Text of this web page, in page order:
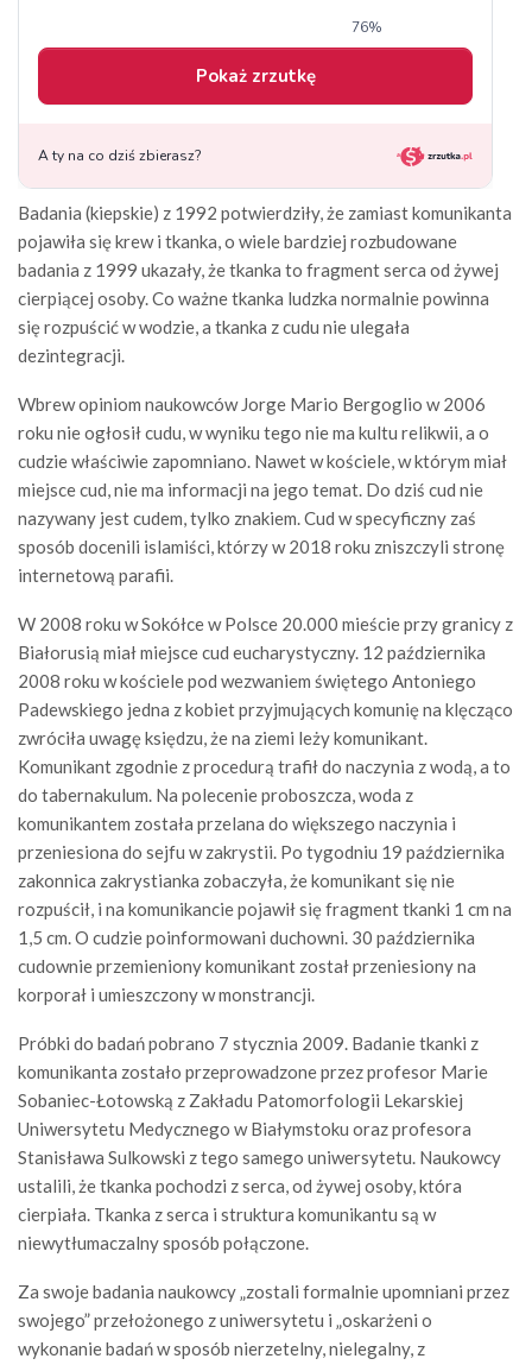
Badania (kiepskie) z 1992 potwierdziły, że zamiast komunikanta
pojawiła się krew i tkanka, o wiele bardziej rozbudowane
badania z 1999 ukazały, że tkanka to fragment serca od żywej
cierpiącej osoby. Co ważne tkanka ludzka normalnie powinna
się rozpuścić w wodzie, a tkanka z cudu nie ulegała
dezintegracji.
Wbrew opiniom naukowców Jorge Mario Bergoglio w 2006
roku nie ogłosił cudu, w wyniku tego nie ma kultu relikwii, a o
cudzie właściwie zapomniano. Nawet w kościele, w którym miał
miejsce cud, nie ma informacji na jego temat. Do dziś cud nie
nazywany jest cudem, tylko znakiem. Cud w specyficzny zaś
sposób docenili islamiści, którzy w 2018 roku zniszczyli stronę
internetową parafii.
W 2008 roku w Sokółce w Polsce 20.000 mieście przy granicy z
Białorusią miał miejsce cud eucharystyczny. 12 października
2008 roku w kościele pod wezwaniem świętego Antoniego
Padewskiego jedna z kobiet przyjmujących komunię na klęcząco
zwróciła uwagę księdzu, że na ziemi leży komunikant.
Komunikant zgodnie z procedurą trafił do naczynia z wodą, a to
do tabernakulum. Na polecenie proboszcza, woda z
komunikantem została przelana do większego naczynia i
przeniesiona do sejfu w zakrystii. Po tygodniu 19 października
zakonnica zakrystianka zobaczyła, że komunikant się nie
rozpuścił, i na komunikancie pojawił się fragment tkanki 1 cm na
1,5 cm. O cudzie poinformowani duchowni. 30 października
cudownie przemieniony komunikant został przeniesiony na
korporał i umieszczony w monstrancji.
Próbki do badań pobrano 7 stycznia 2009. Badanie tkanki z
komunikanta zostało przeprowadzone przez profesor Marie
Sobaniec-Łotowską z Zakładu Patomorfologii Lekarskiej
Uniwersytetu Medycznego w Białymstoku oraz profesora
Stanisława Sulkowski z tego samego uniwersytetu. Naukowcy
ustalili, że tkanka pochodzi z serca, od żywej osoby, która
cierpiała. Tkanka z serca i struktura komunikantu są w
niewytłumaczalny sposób połączone.
Za swoje badania naukowcy „zostali formalnie upomniani przez
swojego” przełożonego z uniwersytetu i „oskarżeni o
wykonanie badań w sposób nierzetelny, nielegalny, z